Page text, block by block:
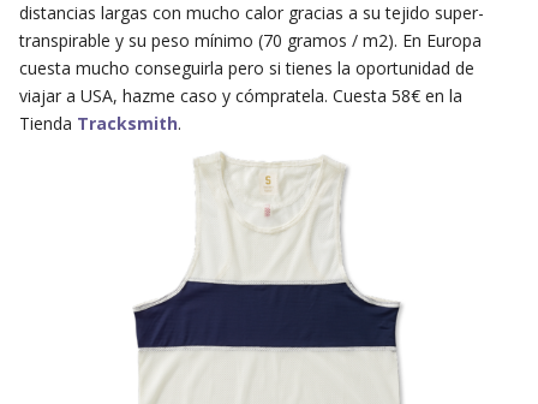
distancias largas con mucho calor gracias a su tejido super-
transpirable y su peso mínimo (70 gramos / m2). En Europa
cuesta mucho conseguirla pero si tienes la oportunidad de
viajar a USA, hazme caso y cómpratela. Cuesta 58€ en la
Tienda Tracksmith.